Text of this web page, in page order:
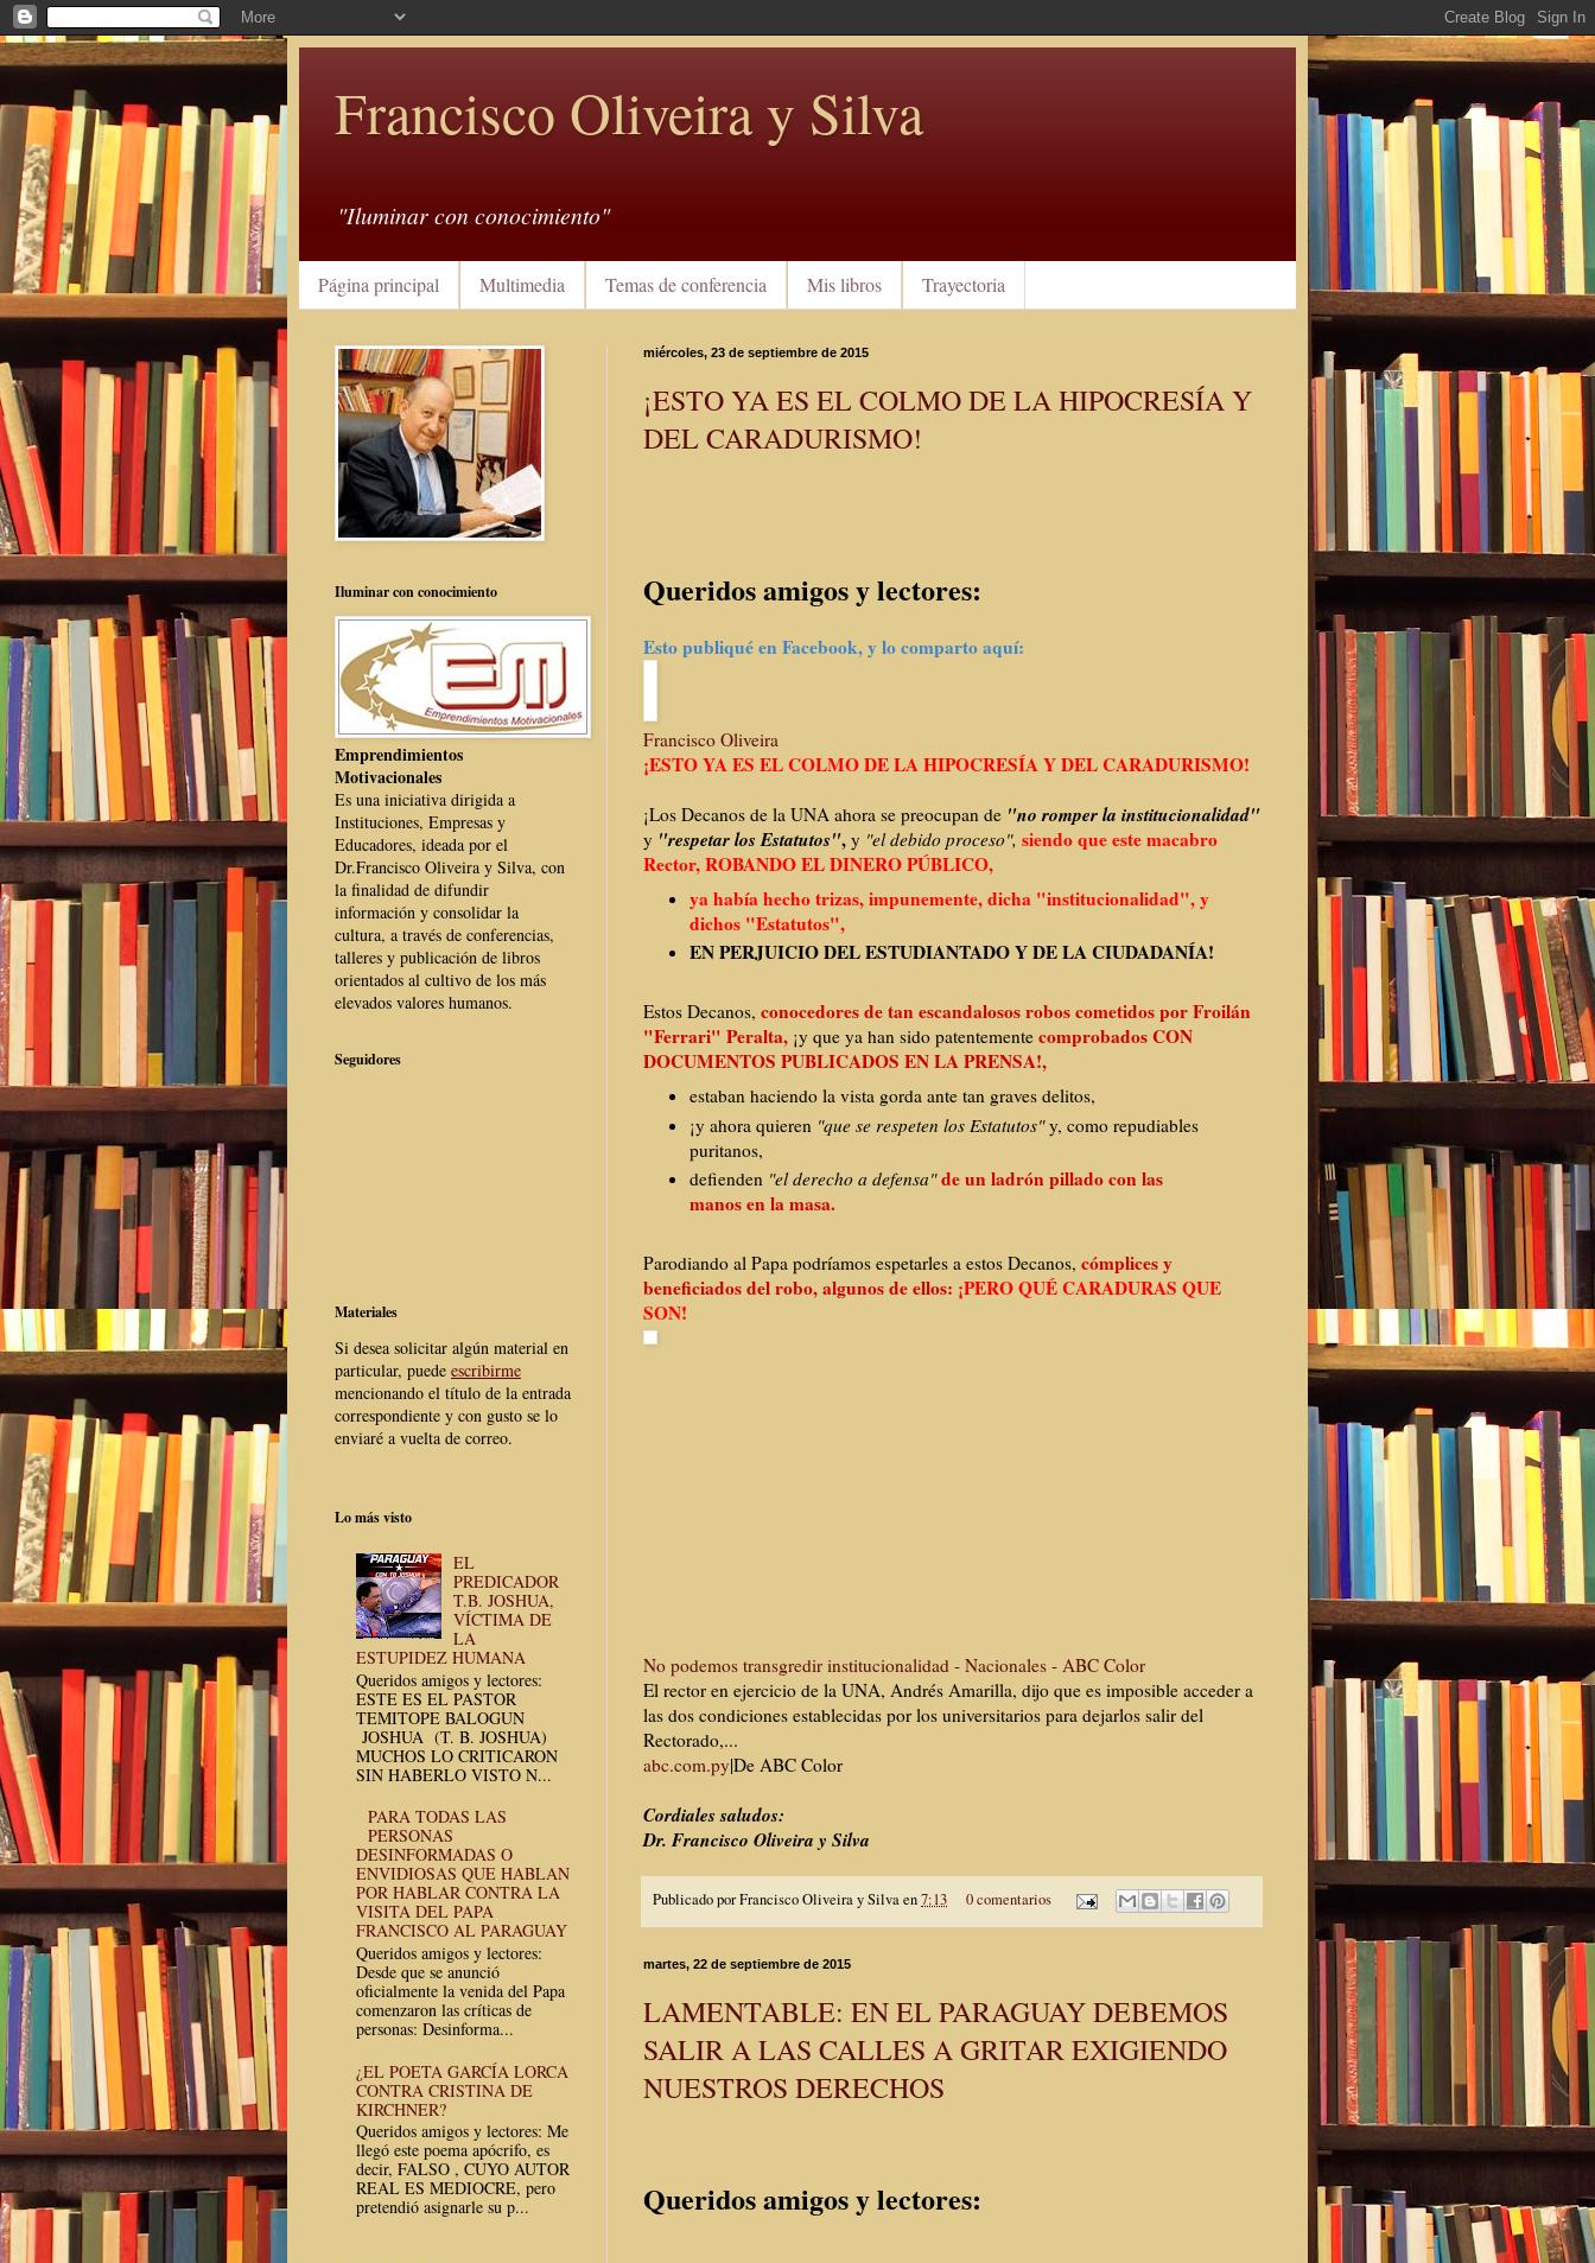
Francisco Oliveira y Silva
"Iluminar con conocimiento"
Página principal Multimedia Temas de conferencia Mis libros Trayectoria
miércoles, 23 de septiembre de 2015
¡ESTO YA ES EL COLMO DE LA HIPOCRESÍA Y
DEL CARADURISMO!
Queridos amigos y lectores:
Esto publiqué en Facebook, y lo comparto aquí:
Francisco Oliveira
¡ESTO YA ES EL COLMO DE LA HIPOCRESÍA Y DEL CARADURISMO!
¡Los Decanos de la UNA ahora se preocupan de "no romper la institucionalidad"
y "respetar los Estatutos", y "el debido proceso", siendo que este macabro
Rector, ROBANDO EL DINERO PÚBLICO,
ya había hecho trizas, impunemente, dicha "institucionalidad", y
dichos "Estatutos",
EN PERJUICIO DEL ESTUDIANTADO Y DE LA CIUDADANÍA!
Estos Decanos, conocedores de tan escandalosos robos cometidos por Froilán
"Ferrari" Peralta, ¡y que ya han sido patentemente comprobados CON
DOCUMENTOS PUBLICADOS EN LA PRENSA!,
estaban haciendo la vista gorda ante tan graves delitos,
¡y ahora quieren "que se respeten los Estatutos"y, como repudiables
puritanos,
defienden "el derecho a defensa"de un ladrón pillado con las
manos en la masa.
Parodiando al Papa podríamos espetarles a estos Decanos, cómplices y
beneficiados del robo, algunos de ellos: ¡PERO QUÉ CARADURAS QUE
SON!
No podemos transgredir institucionalidad - Nacionales - ABC Color
El rector en ejercicio de la UNA, Andrés Amarilla, dijo que es imposible acceder a
las dos condiciones establecidas por los universitarios para dejarlos salir del
Rectorado,...
abc.com.py|De ABC Color
Cordiales saludos:
Dr. Francisco Oliveira y Silva
Publicado porFrancisco Oliveira y Silvaen7:13 0 comentarios
martes, 22 de septiembre de 2015
LAMENTABLE: EN EL PARAGUAY DEBEMOS
SALIR A LAS CALLES A GRITAR EXIGIENDO
NUESTROS DERECHOS
Queridos amigos y lectores:
Iluminar con conocimiento
Emprendimientos
Motivacionales
Es una iniciativa dirigida a
Instituciones, Empresas y
Educadores, ideada por el
Dr.Francisco Oliveira y Silva, con
la finalidad de difundir
información y consolidar la
cultura, a través de conferencias,
talleres y publicación de libros
orientados al cultivo de los más
elevados valores humanos.
Seguidores
Materiales
Si desea solicitar algún material en
particular, puede escribirme
mencionando el título de la entrada
correspondiente y con gusto se lo
enviaré a vuelta de correo.
Lo más visto
EL
PREDICADOR
T.B. JOSHUA,
VÍCTIMA DE
LA
ESTUPIDEZ HUMANA
Queridos amigos y lectores:
ESTE ES EL PASTOR
TEMITOPE BALOGUN
JOSHUA (T. B. JOSHUA)
MUCHOS LO CRITICARON
SIN HABERLO VISTO N...
PARA TODAS LAS
PERSONAS
DESINFORMADAS O
ENVIDIOSAS QUE HABLAN
POR HABLAR CONTRA LA
VISITA DEL PAPA
FRANCISCO AL PARAGUAY
Queridos amigos y lectores:
Desde que se anunció
oficialmente la venida del Papa
comenzaron las críticas de
personas: Desinforma...
¿EL POETA GARCÍA LORCA
CONTRA CRISTINA DE
KIRCHNER?
Queridos amigos y lectores: Me
llegó este poema apócrifo, es
decir, FALSO , CUYO AUTOR
REAL ES MEDIOCRE, pero
pretendió asignarle su p...